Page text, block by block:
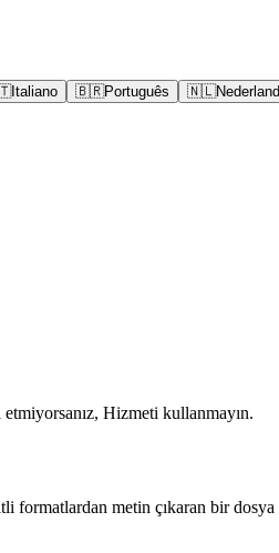
Italiano 🇧🇷Português 🇳🇱
Hizmeti kullanmayın.
formatlardan metin çıkaran bir